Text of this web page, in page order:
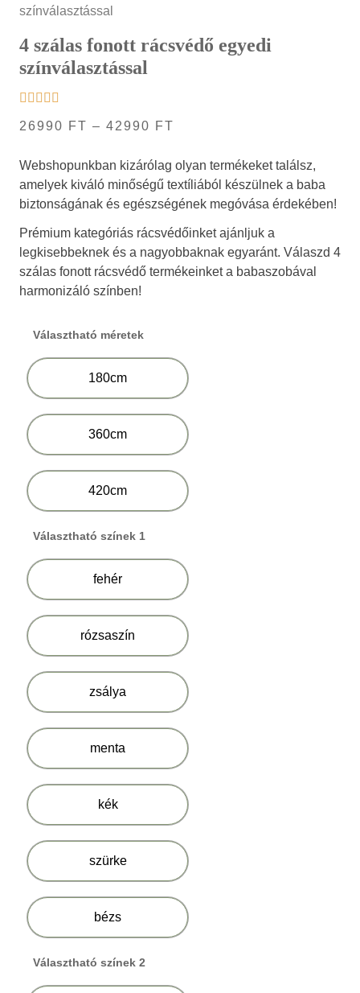
színválasztással
4 szálas fonott rácsvédő egyedi
színválasztással
26990 FT – 42990 FT
Webshopunkban kizárólag olyan termékeket találsz,
amelyek kiváló minőségű textíliából készülnek a baba
biztonságának és egészségének megóvása érdekében!
Prémium kategóriás rácsvédőinket ajánljuk a
legkisebbeknek és a nagyobbaknak egyaránt. Válaszd 4
szálas fonott rácsvédő termékeinket a babaszobával
harmonizáló színben!
Választható méretek
180cm
360cm
420cm
Választható színek 1
fehér
rózsaszín
zsálya
menta
kék
szürke
bézs
Választható színek 2